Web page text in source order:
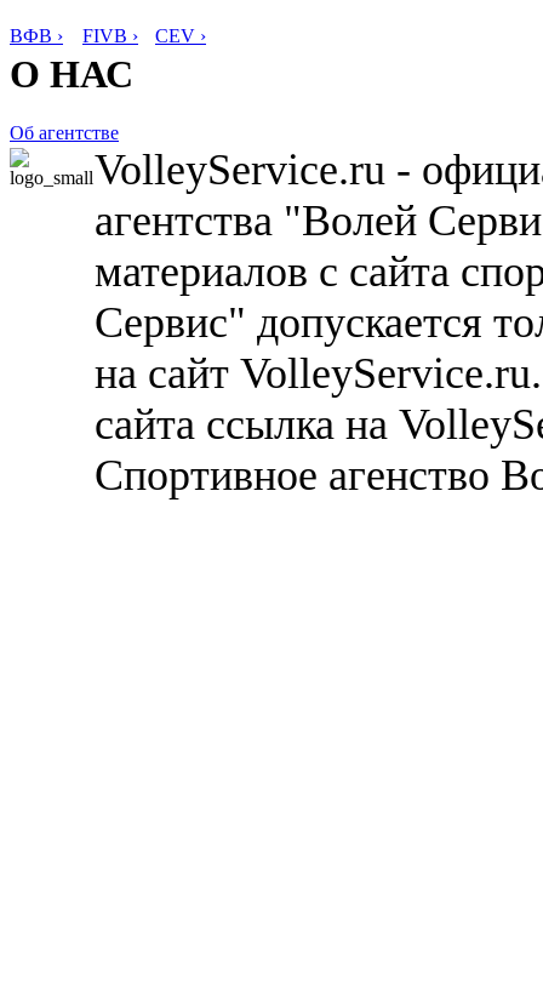
ВФВ › FIVB › CEV ›
О НАС
Об агентстве
VolleyService.ru -
агентства "Волей
материалов с сайта
Сервис" допускается
на сайт
сайта ссылка на
Спортивное агенство